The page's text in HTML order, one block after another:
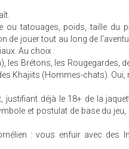
ou tatouages, poids, taille du
jouer tout au long de
Au choix :
les Brétons, les Rougegardes,
Khajiits (Hommes-chats). Oui,
déjà le 18+ de la
et postulat de base du jeu,
: vous enfuir avec des